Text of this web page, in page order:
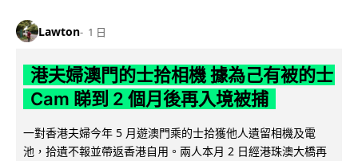
Lawton 1 日
港夫婦澳門的士拾相機 據為己有被的士
Cam 睇到 2 個月後再入境被捕
一對香港夫婦今年 5 月遊澳門乘的士拾獲他人遺留相機及電
池，拾遺不報並帶返香港自用。兩人本月 2 日經港珠澳大橋再